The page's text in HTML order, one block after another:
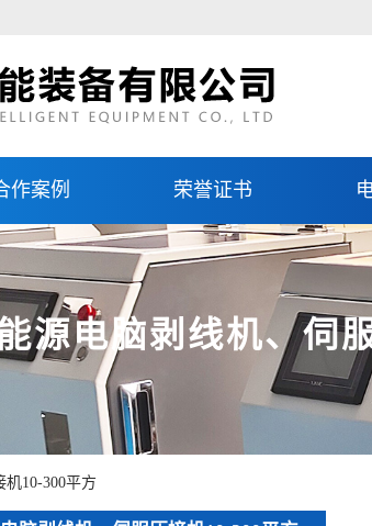
作案例 荣誉证书
源电脑剥线机、伺
10-300平方